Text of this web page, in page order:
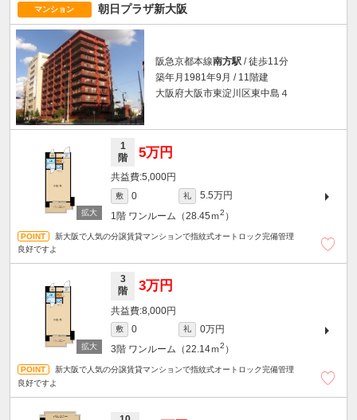
マンション 朝日プラザ新大阪
阪急京都本線南方駅 / 徒歩11分
築年月1981年9月 / 11階建
大阪府大阪市東淀川区東中島４
1
階
5万円
5,000円
敷 0 礼
5.5万円
1階 ワンルーム（28.45ｍ2 ）
新大阪で人気の分譲賃貸マンションで指紋式オートロック完備管理
良好ですよ
3
階
3万円
8,000円
敷 0 礼
0万円
3階 ワンルーム（22.14ｍ2 ）
新大阪で人気の分譲賃貸マンションで指紋式オートロック完備管理
良好ですよ